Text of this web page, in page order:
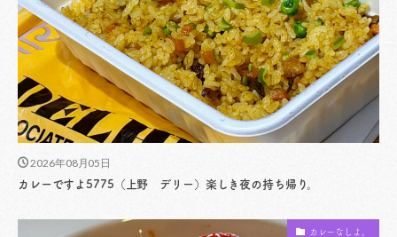
2026年08月05日
カレーですよ5775（上野 デリー）楽しき夜の持ち帰り。
カレーなしよ。